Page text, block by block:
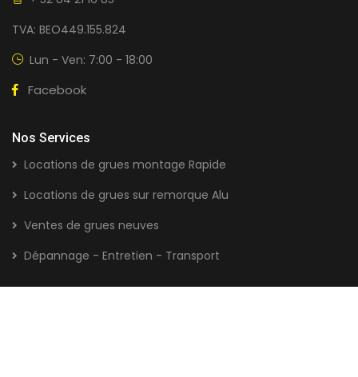
TVA: BEO449.155.824
Lun - Ven: 7:00 - 18:00
Facebook
Nos Services
Locations de grues montage Rapide
Locations de grues sur remorque Alu
Ventes de grues neuves
Dépannage - Entretien - Transport